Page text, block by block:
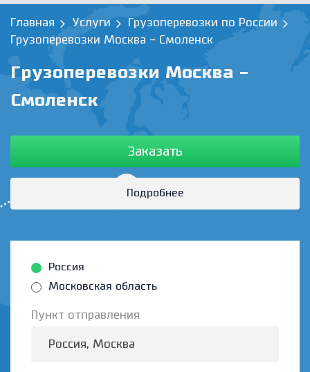
Грузоперевозки Москва -
Смоленск
Главная Услуги
Грузоперевозки по России
Грузоперевозки Москва - Смоленск
Заказать
Подробнее
Россия
Московская область
Пункт отправления